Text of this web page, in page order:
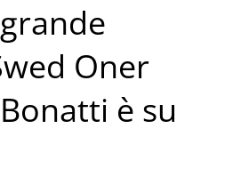
grande
Oner
è su